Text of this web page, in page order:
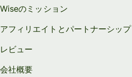
Wiseのミッション
アフィリエイトとパートナーシップ
レビュー
会社概要